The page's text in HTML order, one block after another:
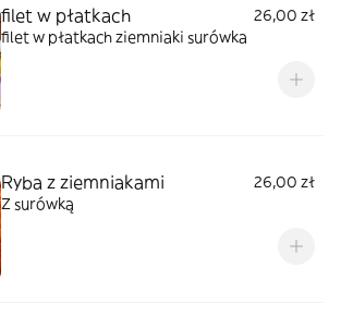
filet w płatkach
26,00 zł
filet w płatkach ziemniaki surówka
Ryba z ziemniakami
26,00 zł
Z surówką